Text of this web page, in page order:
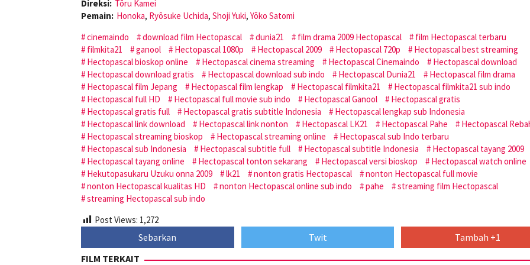
Direksi: Tōru Kamei
Pemain: Honoka, Ryôsuke Uchida, Shoji Yuki, Yōko Satomi
cinemaindo
download film Hectopascal dunia21 film drama 2009 Hectopascal
film Hectopascal terbaru
filmkita21
ganool Hectopascal 1080p Hectopascal 2009 Hectopascal 720p
Hectopascal best streaming
Hectopascal bioskop online
Hectopascal cinema streaming Hectopascal Cinemaindo
Hectopascal download
Hectopascal download gratis
Hectopascal download sub indo Hectopascal Dunia21
Hectopascal film drama
Hectopascal film Jepang
Hectopascal film lengkap Hectopascal filmkita21
Hectopascal filmkita21 sub indo
Hectopascal full HD
Hectopascal full movie sub indo Hectopascal Ganool
Hectopascal gratis
Hectopascal gratis full
Hectopascal gratis subtitle Indonesia
Hectopascal lengkap sub Indonesia
Hectopascal link download
Hectopascal link nonton Hectopascal LK21 Hectopascal Pahe
Hectopascal
Hectopascal streaming bioskop
Hectopascal streaming online
Hectopascal sub Indo terbaru
Hectopascal sub Indonesia
Hectopascal subtitle full Hectopascal subtitle Indonesia
Hectopascal tayang 2009
Hectopascal tayang online
Hectopascal tonton sekarang Hectopascal versi bioskop
Hectopascal watch online
Hekutopasukaru Uzuku onna 2009
lk21 nonton gratis Hectopascal
nonton Hectopascal full movie
nonton Hectopascal kualitas HD
nonton Hectopascal online sub indo pahe
streaming film Hectopascal
streaming Hectopascal sub indo
Post Views: 1,272
Sebarkan Twit
Tambah +1
FILM TERKAIT